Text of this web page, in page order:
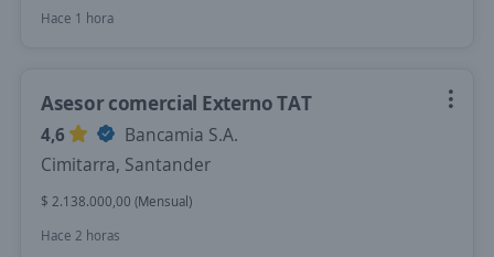
Hace 1 hora
Asesor comercial Externo TAT
4,6
Bancamia S.A.
Cimitarra, Santander
$ 2.138.000,00 (Mensual)
Hace 2 horas